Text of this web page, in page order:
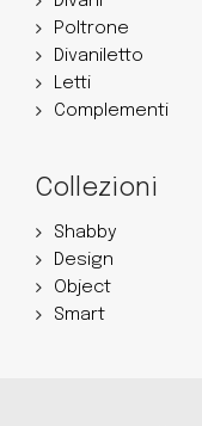
Poltrone
Divaniletto
Letti
Complementi
Collezioni
Shabby
Design
Object
Smart